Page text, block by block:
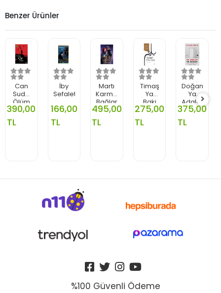
Benzer Ürünler
Can
Suda
Ölüm
390,00
TL
İby
Sefalet
166,00
TL
Martı
Karmaşık
Bağlar
495,00
TL
Timaş
Ya
Baki
Entel
275,00
TL
Doğan
Ya
Adalet
Ya
Sefalet
375,00
TL
%100 Güvenli Ödeme